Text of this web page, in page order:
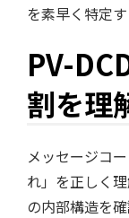
を素早く特定す
PV-
割を理
メッセージコ
れ」を正しく
の内部構造を確